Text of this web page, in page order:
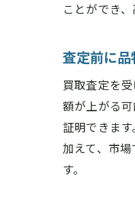
ことができ
査定前に
買取査定を
額が上がる
証明できま
加えて、市
す。